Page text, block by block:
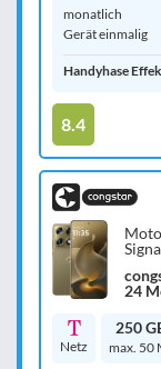
monatlich
Gerät einmalig
Handyhase
8.4
24
Netz
250
max. 50